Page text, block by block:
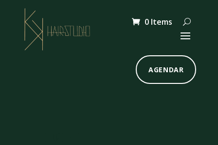
0 Items
AGENDAR